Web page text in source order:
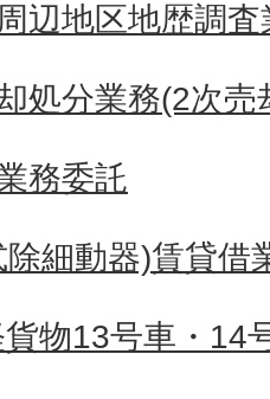
辺地区地歴調
処分業務(2次売
務委託
細動器)賃貸借
物13号車・14